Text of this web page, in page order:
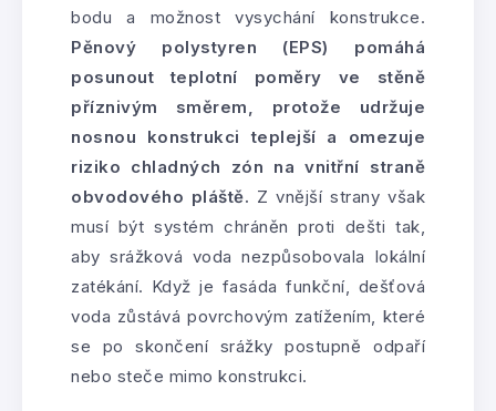
bodu a možnost vysychání konstrukce.
Pěnový polystyren (EPS) pomáhá
posunout teplotní poměry ve stěně
příznivým směrem, protože udržuje
nosnou konstrukci teplejší a omezuje
riziko chladných zón na vnitřní straně
obvodového pláště. Z vnější strany však
musí být systém chráněn proti dešti tak,
aby srážková voda nezpůsobovala lokální
zatékání. Když je fasáda funkční, dešťová
voda zůstává povrchovým zatížením, které
se po skončení srážky postupně odpaří
nebo steče mimo konstrukci.